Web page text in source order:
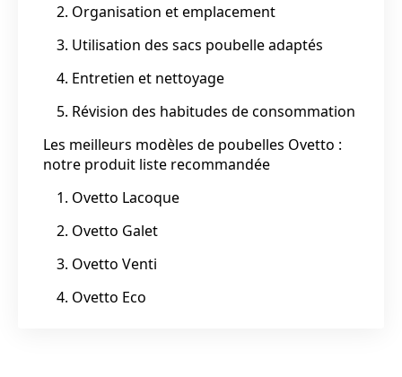
2. Organisation et emplacement
3. Utilisation des sacs poubelle adaptés
4. Entretien et nettoyage
5. Révision des habitudes de consommation
Les meilleurs modèles de poubelles Ovetto :
notre produit liste recommandée
1. Ovetto Lacoque
2. Ovetto Galet
3. Ovetto Venti
4. Ovetto Eco